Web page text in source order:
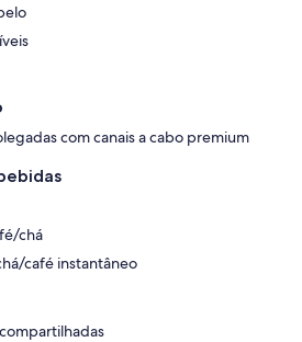
com canais a cabo premium
chá
café instantâneo